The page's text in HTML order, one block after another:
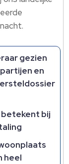
gezien
en
betekent bij
heel